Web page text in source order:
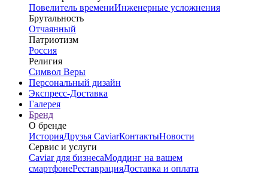
Повелитель времениИнженерные усложнения
Брутальность
Отчаянный
Патриотизм
Россия
Религия
Символ Веры
Персональный дизайн
Экспресс-Доставка
Галерея
Бренд
О бренде
ИсторияДрузья CaviarКонтактыНовости
Сервис и услуги
Caviar для бизнесаМоддинг на вашем
смартфонеРеставрацияДоставка и оплата